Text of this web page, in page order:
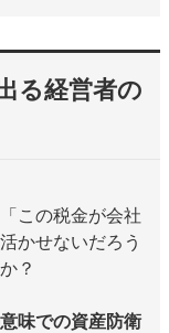
る経営者の
この税金が会社
かせないだろう
？
味での資産防衛